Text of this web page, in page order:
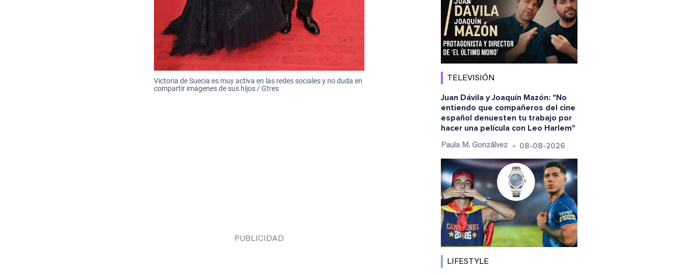
Victoria de Suecia es muy activa en las redes sociales y no duda en
compartir imágenes de sus hijos / Gtres
TELEVISIÓN
Juan Dávila y Joaquín Mazón: "No
entiendo que compañeros del cine
español denuesten tu trabajo por
hacer una película con Leo Harlem"
Paula M. Gonzálvez 08-08-2026
LIFESTYLE